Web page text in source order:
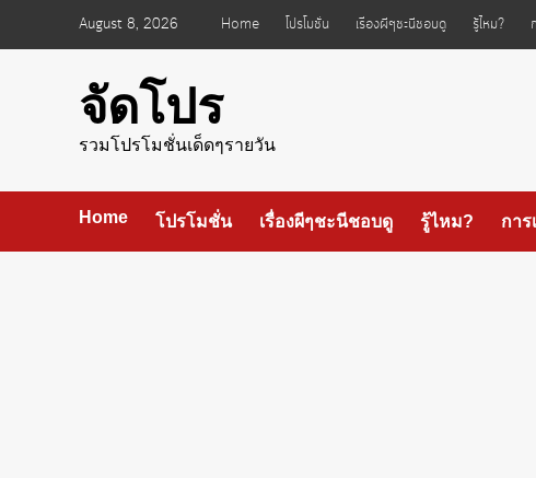
August 8, 2026 Home โปรโมชั่น เรื่องผีๆชะนีชอบดู รู้ไหม?
จัดโปร
รวมโปรโมชั่นเด็ดๆรายวัน
Home โปรโมชั่น เรื่องผีๆชะนีชอบดู รู้ไหม? การ